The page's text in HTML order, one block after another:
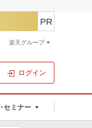
ログイン
セミナー
PR
楽天グループ